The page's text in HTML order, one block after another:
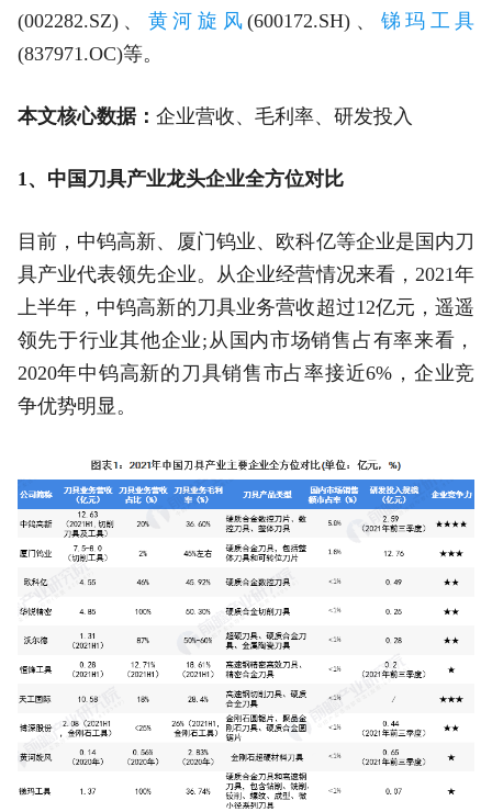
(002282.SZ)、 黄河旋风(600172.SH)、 锑玛工具
(837971.OC)等。
本文核心数据： 企业营收、毛利率、研发投入
1、中国刀具产业龙头企业全方位对比
目前，中钨高新、厦门钨业、欧科亿等企业是国内刀
具产业代表领先企业。从企业经营情况来看，2021年
上半年，中钨高新的刀具业务营收超过12亿元，遥遥
领先于行业其他企业;从国内市场销售占有率来看，
2020年中钨高新的刀具销售市占率接近6%，企业竞
争优势明显。